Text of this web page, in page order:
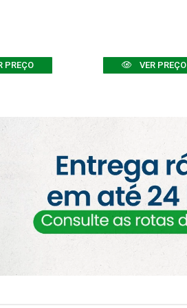
PREÇO VER PREÇO